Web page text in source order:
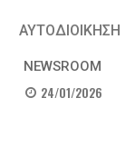
ΑΥΤΟΔΙΟΙΚΗΣΗ
NEWSROOM
24/01/2026